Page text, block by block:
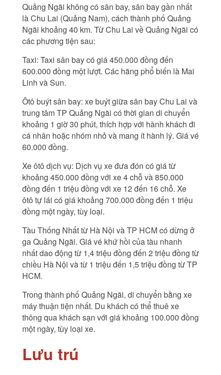
Quảng Ngãi không có sân bay, sân bay gần nhất
là Chu Lai (Quảng Nam), cách thành phố Quảng
Ngãi khoảng 40 km. Từ Chu Lai về Quảng Ngãi có
các phương tiện sau:
Taxi: Taxi sân bay có giá 450.000 đồng đến
600.000 đồng một lượt. Các hãng phổ biến là Mai
Linh và Sun.
Ôtô buýt sân bay: xe buýt giữa sân bay Chu Lai và
trung tâm TP Quảng Ngãi có thời gian di chuyển
khoảng 1 giờ 30 phút, thích hợp với hành khách đi
cá nhân hoặc nhóm nhỏ và mang ít hành lý. Giá vé
60.000 đồng.
Xe ôtô dịch vụ: Dịch vụ xe đưa đón có giá từ
khoảng 450.000 đồng với xe 4 chỗ và 850.000
đồng đến 1 triệu đồng với xe 12 đến 16 chỗ. Xe
ôtô tự lái có giá khoảng 700.000 đồng đến 1 triệu
đồng một ngày, tùy loại.
Tàu Thống Nhất từ Hà Nội và TP HCM có dừng ở
ga Quảng Ngãi. Giá vé khứ hồi của tàu nhanh
nhất dao động từ 1,4 triệu đồng đến 2 triệu đồng từ
chiều Hà Nội và từ 1 triệu đến 1,5 triệu đồng từ TP
HCM.
Trong thành phố Quảng Ngãi, di chuyển bằng xe
máy thuận tiện nhất. Du khách có thể thuê xe
thông qua khách sạn với giá khoảng 100.000 đồng
một ngày, tùy loại xe.
Lưu trú